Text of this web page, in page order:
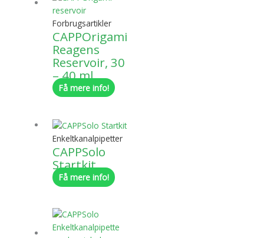
Forbrugsartikler
CAPPOrigami
Reagens
Reservoir, 30
– 40 ml
Få mere info!
Enkeltkanalpipetter
CAPPSolo
Startkit
Få mere info!